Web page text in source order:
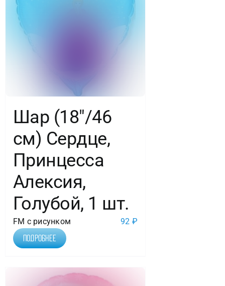
Шар (18″/46
см) Сердце,
Принцесса
Алексия,
Голубой, 1 шт.
FM с рисунком 92 ₽
Подробнее